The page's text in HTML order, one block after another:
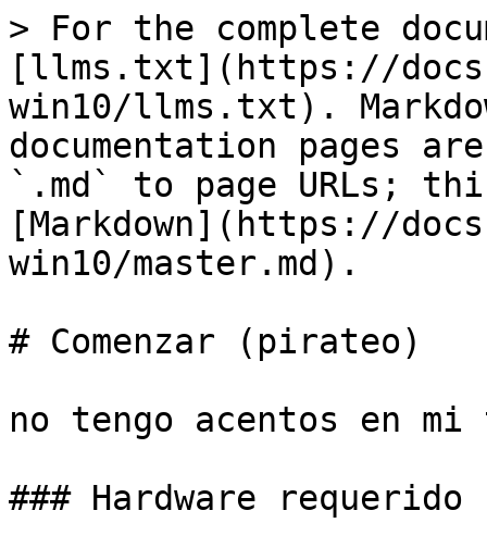
> For the complete
[llms.txt](https://
win10/llms.txt).
documentation pages
`.md` to page URLs;
[Markdown](https://
win10/master.md).
# Comenzar (pirateo)
no tengo acentos en
### Hardware requerido